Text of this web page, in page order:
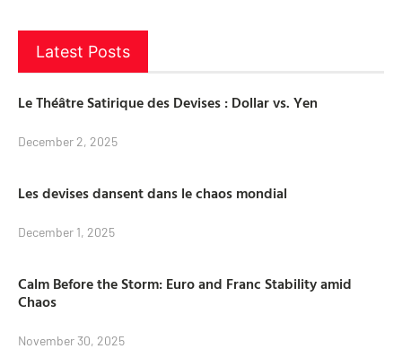
Latest Posts
Le Théâtre Satirique des Devises : Dollar vs. Yen
December 2, 2025
Les devises dansent dans le chaos mondial
December 1, 2025
Calm Before the Storm: Euro and Franc Stability amid
Chaos
November 30, 2025